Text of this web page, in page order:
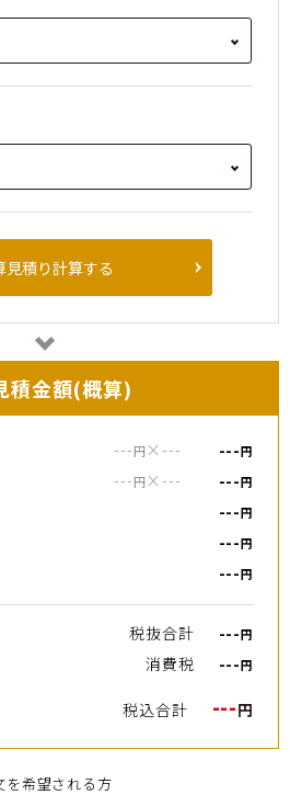
見積り計算する
積⾦額(概算)
---円×--- ---円
---円×--- ---円
---円
---円
---円
税抜合計 ---円
消費税 ---円
税込合計 ---円
を希望される方